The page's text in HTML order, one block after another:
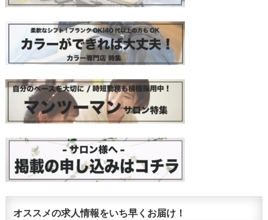
オススメの求人情報をいち早くお届け！